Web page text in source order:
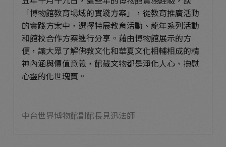
「博物館教育場域的實踐方案」，從教育推廣活動
的實踐方案中，選擇特展教育活動、龍年系列活動
和館校合作方案進行分享。藉由博物館展示的方
便，讓大眾了解佛教文化和華夏文化相輔相成的精
神內涵與價值意義，館藏文物都是淨化人心、撫慰
心靈的化世瑰寶。
中台世界博物館副館長見迅法師